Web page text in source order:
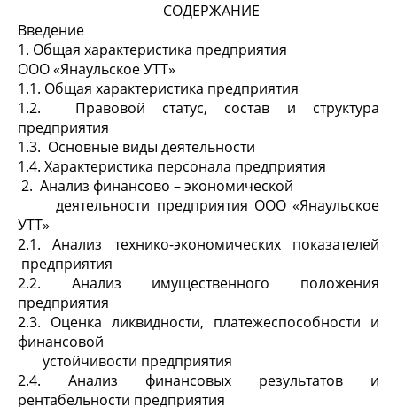
СОДЕРЖАНИЕ
Введение
1. Общая характеристика предприятия
ООО «Янаульское УТТ»
1.1. Общая характеристика предприятия
1.2. Правовой статус, состав и структура
предприятия
1.3. Основные виды деятельности
1.4. Характеристика персонала предприятия
2. Анализ финансово – экономической
деятельности предприятия ООО «Янаульское
УТТ»
2.1. Анализ технико-экономических показателей
предприятия
2.2. Анализ имущественного положения
предприятия
2.3. Оценка ликвидности, платежеспособности и
финансовой
устойчивости предприятия
2.4. Анализ финансовых результатов и
рентабельности предприятия